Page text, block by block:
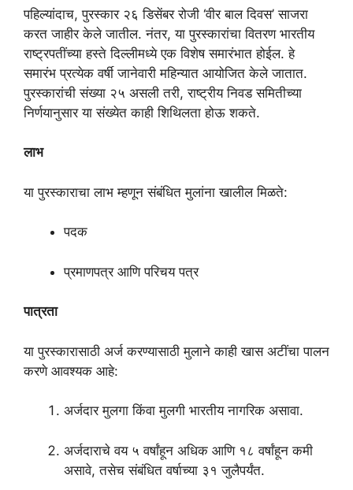
पहिल्यांदाच, पुरस्कार २६ डिसेंबर रोजी ‘वीर बाल दिवस’ साजरा
करत जाहीर केले जातील. नंतर, या पुरस्कारांचा वितरण भारतीय
राष्ट्रपतींच्या हस्ते दिल्लीमध्ये एक विशेष समारंभात होईल. हे
समारंभ प्रत्येक वर्षी जानेवारी महिन्यात आयोजित केले जातात.
पुरस्कारांची संख्या २५ असली तरी, राष्ट्रीय निवड समितीच्या
निर्णयानुसार या संख्येत काही शिथिलता होऊ शकते.
लाभ
या पुरस्काराचा लाभ म्हणून संबंधित मुलांना खालील मिळते:
पदक
प्रमाणपत्र आणि परिचय पत्र
पात्रता
या पुरस्कारासाठी अर्ज करण्यासाठी मुलाने काही खास अटींचा पालन
करणे आवश्यक आहे:
अर्जदार मुलगा किंवा मुलगी भारतीय नागरिक असावा.
अर्जदाराचे वय ५ वर्षांहून अधिक आणि १८ वर्षांहून कमी
असावे, तसेच संबंधित वर्षाच्या ३१ जुलैपर्यंत.